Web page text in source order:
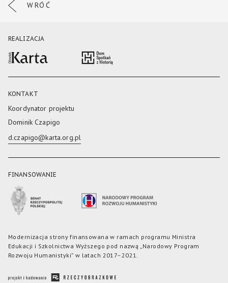
WRÓĆ
REALIZACJA
KONTAKT
Koordynator projektu
Dominik Czapigo
d.czapigo@karta.org.pl
FINANSOWANIE
Modernizacja strony finansowana w ramach programu Ministra
Edukacji i Szkolnictwa Wyższego pod nazwą „Narodowy Program
Rozwoju Humanistyki” w latach 2017–2021.